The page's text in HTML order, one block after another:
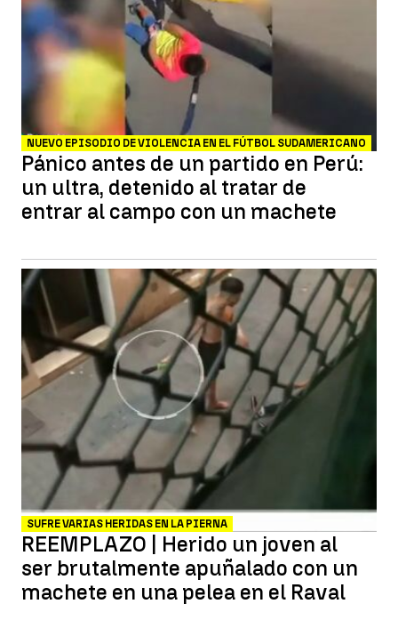
NUEVO EPISODIO DE VIOLENCIA EN EL FÚTBOL SUDAMERICANO
Pánico antes de un partido en Perú:
un ultra, detenido al tratar de
entrar al campo con un machete
SUFRE VARIAS HERIDAS EN LA PIERNA
REEMPLAZO | Herido un joven al
ser brutalmente apuñalado con un
machete en una pelea en el Raval